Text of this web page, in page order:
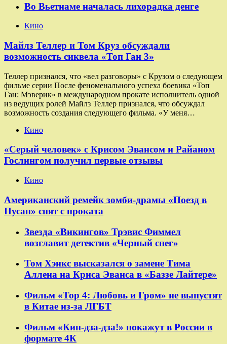
Во Вьетнаме началась лихорадка денге
Кино
Майлз Теллер и Том Круз обсуждали
возможность сиквела «Топ Ган 3»
Теллер признался, что «вел разговоры» с Крузом о следующем
фильме серии После феноменального успеха боевика «Топ
Ган: Мэверик» в международном прокате исполнитель одной
из ведущих ролей Майлз Теллер признался, что обсуждал
возможность создания следующего фильма. «У меня…
Кино
«Серый человек» с Крисом Эвансом и Райаном
Гослингом получил первые отзывы
Кино
Американский ремейк зомби-драмы «Поезд в
Пусан» снят с проката
Звезда «Викингов» Трэвис Фиммел
возглавит детектив «Черный снег»
Том Хэнкс высказался о замене Тима
Аллена на Криса Эванса в «Баззе Лайтере»
Фильм «Тор 4: Любовь и Гром» не выпустят
в Китае из-за ЛГБТ
Фильм «Кин-дза-дза!» покажут в России в
формате 4К